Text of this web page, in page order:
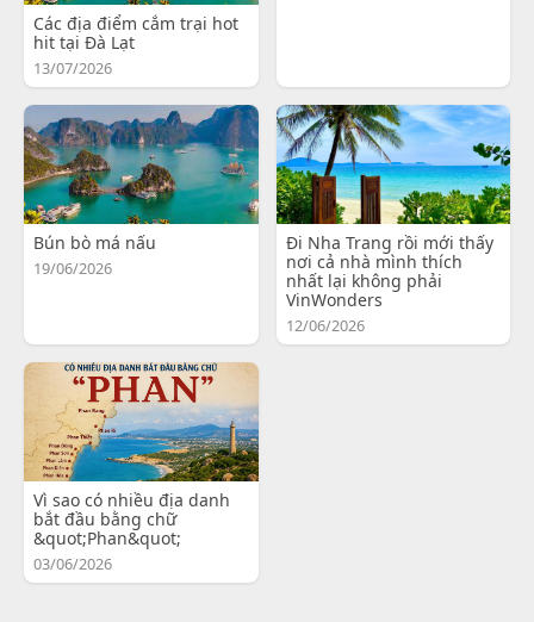
Các địa điểm cắm trại hot
hit tại Đà Lạt
13/07/2026
Bún bò má nấu
19/06/2026
Đi Nha Trang rồi mới thấy
nơi cả nhà mình thích
nhất lại không phải
VinWonders
12/06/2026
Vì sao có nhiều địa danh
bắt đầu bằng chữ
&quot;Phan&quot;
03/06/2026